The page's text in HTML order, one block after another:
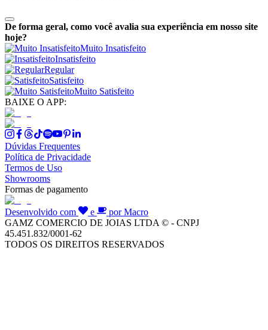
De forma geral, como você avalia sua experiência em nosso site
hoje?
Muito Insatisfeito
Insatisfeito
Regular
Satisfeito
Muito Satisfeito
BAIXE O APP:
Dúvidas Frequentes
Política de Privacidade
Termos de Uso
Showrooms
Formas de pagamento
Desenvolvido com e
por Macro
GAMZ COMERCIO DE JOIAS LTDA © - CNPJ
45.451.832/0001-62
TODOS OS DIREITOS RESERVADOS